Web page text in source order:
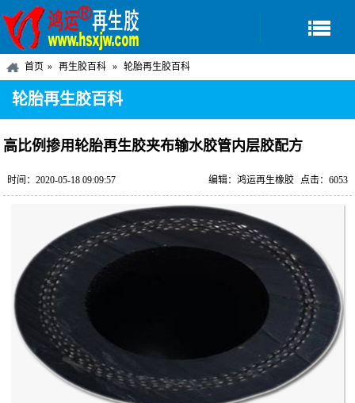
首页 再生胶百科 轮胎再生胶百科
轮胎再生胶百科
高比例掺用轮胎再生胶夹布输水胶管内层胶配方
时间：2020-05-18 09:09:57 点击：6053
编辑：鸿运再生橡胶